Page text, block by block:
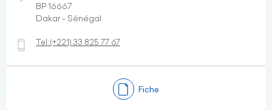
BP 16667
Dakar - Sénégal
Tel:(+221) 33 825 77 67
Fiche